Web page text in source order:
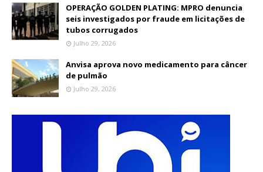
OPERAÇÃO GOLDEN PLATING: MPRO denuncia
seis investigados por fraude em licitações de
tubos corrugados
Julho 29, 2026
Anvisa aprova novo medicamento para câncer
de pulmão
Julho 29, 2026